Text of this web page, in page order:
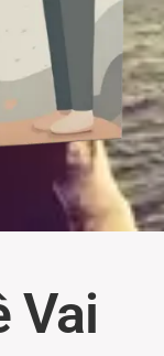
Vai